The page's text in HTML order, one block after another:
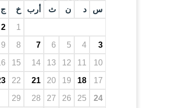
س د ن ث أرب خ ج
1
2
3
4
5
6
7
8
9
10
11
12
13
14
15
17
18
19
20
21
22
24
25
26
27
28
29